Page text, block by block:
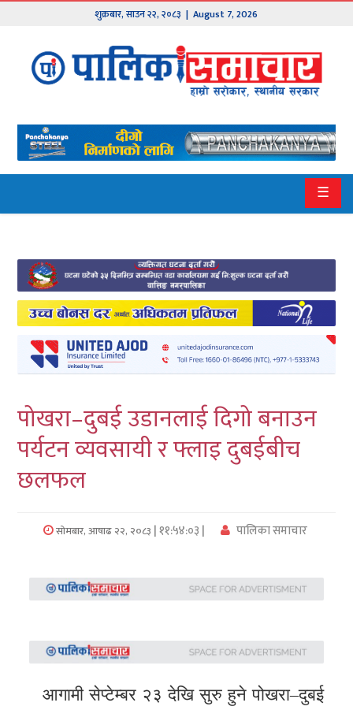
शुक्रबार,साउन२२,२०८३ | August 7, 2026
मुख्य
समाचार
हाम्रो
पालिका
१
२
बागमती
गण्डकी
कर्णाली
सुदुरपश्चिम
पालिका
अन्तरवार्ता
समाचार
भिडियो
☰
पोखरा–दुबई उडानलाई दिगो बनाउन
पर्यटन व्यवसायी र फ्लाइ दुबईबीच
छलफल
सोमबार, आषाढ २२, २०८३ | ११:५४:०३ | पालिका समाचार
आगामी सेप्टेम्बर २३ देखि सुरु हुने पोखरा–दुबई